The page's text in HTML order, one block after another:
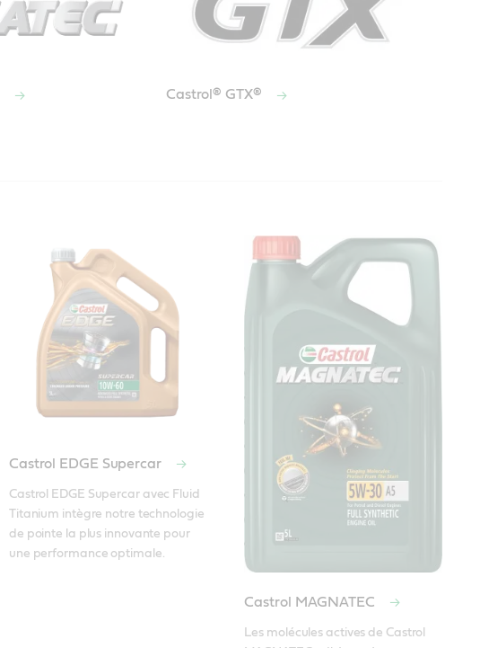
Castrol® GTX®
Castrol EDGE Supercar
Castrol EDGE Supercar avec Fluid
Titanium intègre notre technologie
de pointe la plus innovante pour
une performance optimale.
Castrol MAGNATEC
Les molécules actives de Castrol